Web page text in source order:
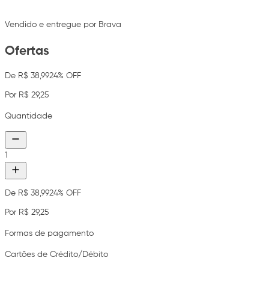
Vendido e entregue por Brava
Ofertas
De R$ 38,9924% OFF
Por R$ 29,25
Quantidade
1
De R$ 38,9924% OFF
Por R$ 29,25
Formas de pagamento
Cartões de Crédito/Débito